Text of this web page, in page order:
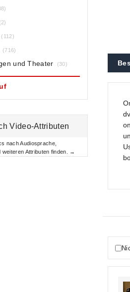
(2)
(112)
(716)
und Theater (30)
Video-Attributen
nach Audiosprache,
weiteren Attributen finden. →